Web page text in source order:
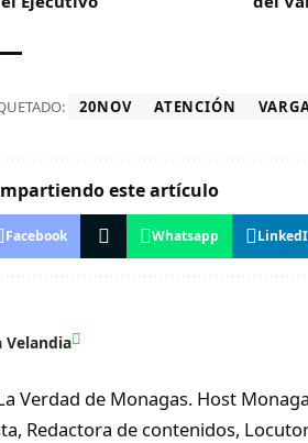
20NOV ATENCIÓN
este artículo
Facebook Whatsapp
Velandia
Verdad de Monagas. Host
Redactora de contenidos,